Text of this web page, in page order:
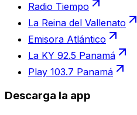
Radio Tiempo
La Reina del Vallenato
Emisora Atlántico
La KY 92.5 Panamá
Play 103.7 Panamá
Descarga la app